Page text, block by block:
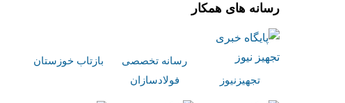
رسانه های همکار
تجهیزنیوز
رسانه تخصصی
فولادسازان
بازتاب خوزستان